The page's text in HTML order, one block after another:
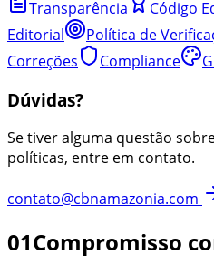
Transparência Código
Editorial
Política de
Correções
Compliance
Dúvidas?
Se tiver alguma questão
políticas, entre em contato.
contato@cbnamazonia.com
01Compromisso